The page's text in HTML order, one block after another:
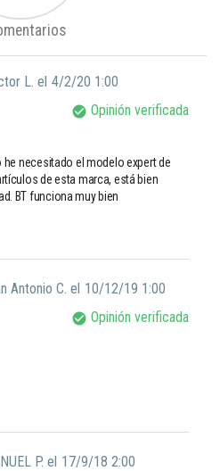
L. el 4/2/20 1:00
check_circle Opinión verificada
necesitado el modelo expert de
de esta marca, está bien
BT funciona muy bien
Antonio C. el 10/12/19 1:00
check_circle Opinión verificada
P. el 17/9/18 2:00